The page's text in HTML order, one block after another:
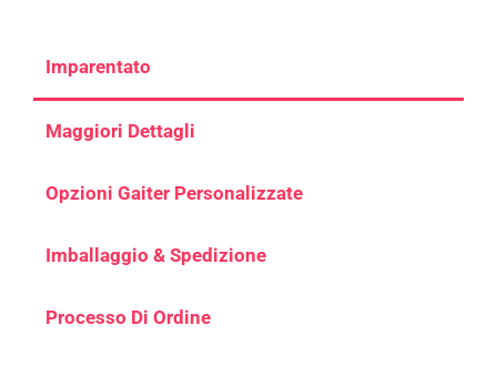
Imparentato
Maggiori Dettagli
Opzioni Gaiter Personalizzate
Imballaggio & Spedizione
Processo Di Ordine